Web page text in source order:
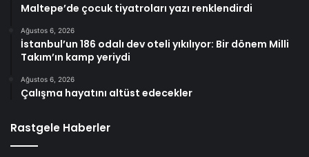
Maltepe’de çocuk tiyatroları yazı renklendirdi
Ağustos 6, 2026
İstanbul’un 186 odalı dev oteli yıkılıyor: Bir dönem Milli
Takım’ın kamp yeriydi
Ağustos 6, 2026
Çalışma hayatını altüst edecekler
Rastgele Haberler